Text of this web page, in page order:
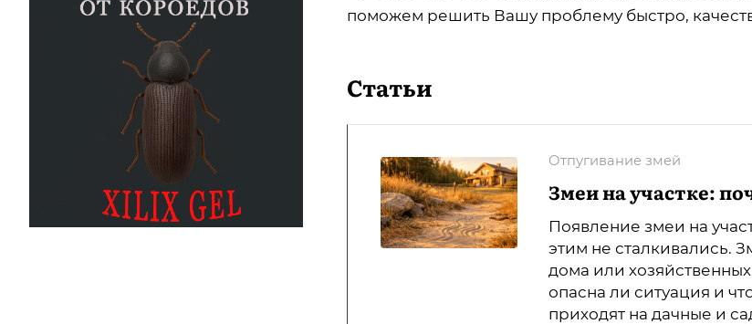
поможем решить Вашу проблему быстро,
Статьи
Отпугивание змей
Змеи на участке:
Появление змеи на
этим не сталкивались.
дома или
опасна ли ситуация и
приходят на дачные и